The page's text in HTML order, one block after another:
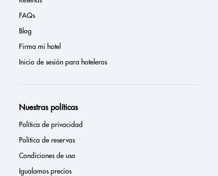
FAQs
Blog
Firma mi hotel
Inicio de sesión para hoteleros
Nuestras políticas
Política de privacidad
Política de reservas
Condiciones de uso
Igualamos precios